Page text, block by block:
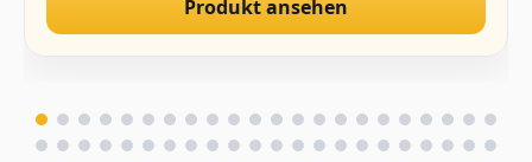
Produkt ansehen